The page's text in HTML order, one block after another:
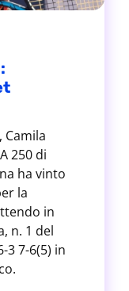
250 di
ha vinto
la
in
n. 1 del
3 7-6(5) in